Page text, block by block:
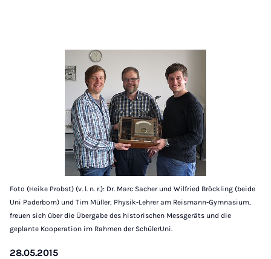
Foto (Heike Probst) (v. l. n. r.): Dr. Marc Sacher und Wilfried Bröckling (beide
Uni Paderborn) und Tim Müller, Physik-Lehrer am Reismann-Gymnasium,
freuen sich über die Übergabe des historischen Messgeräts und die
geplante Kooperation im Rahmen der SchülerUni.
28.05.2015